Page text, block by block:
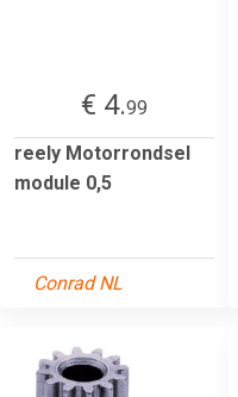
€ 4.99
reely Motorrondsel
module 0,5
Conrad NL